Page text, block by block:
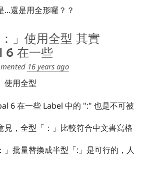
...還是用全形囉？？
」使用全型 其實
6 在一些
16 years ago
使用全型
6 在一些 Label 中的 ":" 也是不可被
見，全型「：」比較符合中文書寫格
」批量替換成半型「:」是可行的，人